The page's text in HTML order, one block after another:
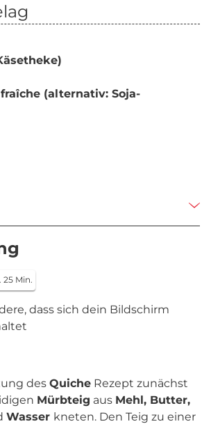
(alternativ: Soja-
25 Min.
dass sich dein Bildschirm
des Quiche Rezept zunächst
Mürbteig aus Mehl, Butter,
Wasser kneten. Den Teig zu einer